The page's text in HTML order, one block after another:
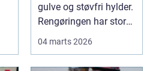
gulve og støvfri hylder.
Rengøringen har stor
04 marts 2026